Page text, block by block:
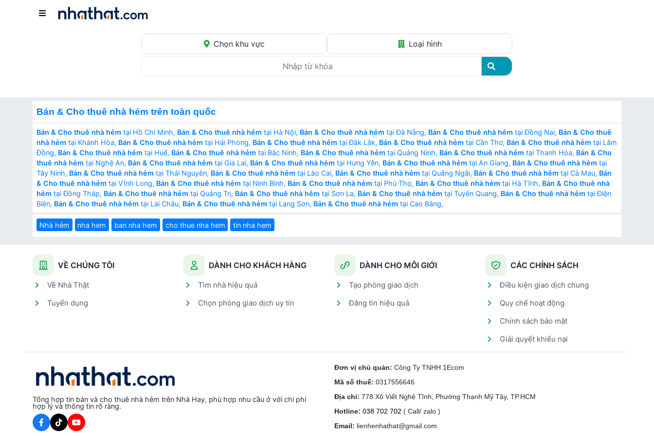
Chọn khu vực Loại hình
Bán & Cho thuê nhà hẻm trên toàn quốc
Bán & Cho thuê nhà hẻm tại Hồ Chí Minh, Bán & Cho thuê nhà hẻm tại Hà Nội, Bán & Cho thuê nhà hẻm tại Đà Nẵng, Bán & Cho thuê nhà hẻm tại Đồng Nai, Bán & Cho thuê
nhà hẻm tại Khánh Hòa, Bán & Cho thuê nhà hẻm tại Hải Phòng, Bán & Cho thuê nhà hẻm tại Đắk Lắk, Bán & Cho thuê nhà hẻm tại Cần Thơ, Bán & Cho thuê nhà hẻm tại Lâm
Đồng, Bán & Cho thuê nhà hẻm tại Huế, Bán & Cho thuê nhà hẻm tại Bắc Ninh, Bán & Cho thuê nhà hẻm tại Quảng Ninh, Bán & Cho thuê nhà hẻm tại Thanh Hóa, Bán & Cho
thuê nhà hẻm tại Nghệ An, Bán & Cho thuê nhà hẻm tại Gia Lai, Bán & Cho thuê nhà hẻm tại Hưng Yên, Bán & Cho thuê nhà hẻm tại An Giang, Bán & Cho thuê nhà hẻm tại
Tây Ninh, Bán & Cho thuê nhà hẻm tại Thái Nguyên, Bán & Cho thuê nhà hẻm tại Lào Cai, Bán & Cho thuê nhà hẻm tại Quảng Ngãi, Bán & Cho thuê nhà hẻm tại Cà Mau, Bán
& Cho thuê nhà hẻm tại Vĩnh Long, Bán & Cho thuê nhà hẻm tại Ninh Bình, Bán & Cho thuê nhà hẻm tại Phú Thọ, Bán & Cho thuê nhà hẻm tại Hà Tĩnh, Bán & Cho thuê nhà
hẻm tại Đồng Tháp, Bán & Cho thuê nhà hẻm tại Quảng Trị, Bán & Cho thuê nhà hẻm tại Sơn La, Bán & Cho thuê nhà hẻm tại Tuyên Quang, Bán & Cho thuê nhà hẻm tại Điện
Biên, Bán & Cho thuê nhà hẻm tại Lai Châu, Bán & Cho thuê nhà hẻm tại Lạng Sơn, Bán & Cho thuê nhà hẻm tại Cao Bằng,
Nhà hẻm nha hem ban nha hem cho thue nha hem tin nha hem
VỀ CHÚNG TÔI
Về Nhà Thật
Tuyển dụng
DÀNH CHO KHÁCH HÀNG
Tìm nhà hiệu quả
Chọn phòng giao dịch uy tín
DÀNH CHO MÔI GIỚI
Tạo phòng giao dịch
Đăng tin hiệu quả
CÁC CHÍNH SÁCH
Điều kiện giao dịch chung
Quy chế hoạt động
Chính sách bảo mật
Giải quyết khiếu nại
Tổng hợp tin bán và cho thuê nhà hẻm trên Nhà Hay, phù hợp nhu cầu ở với chi phí
hợp lý và thông tin rõ ràng.
Đơn vị chủ quản: Công Ty TNHH 1Ecom
Mã số thuế: 0317556646
Địa chỉ: 778 Xô Viết Nghệ Tĩnh, Phường Thạnh Mỹ Tây, TP.HCM
Hotline: 038 702 702 ( Call/ zalo )
Email: lienhenhathat@gmail.com